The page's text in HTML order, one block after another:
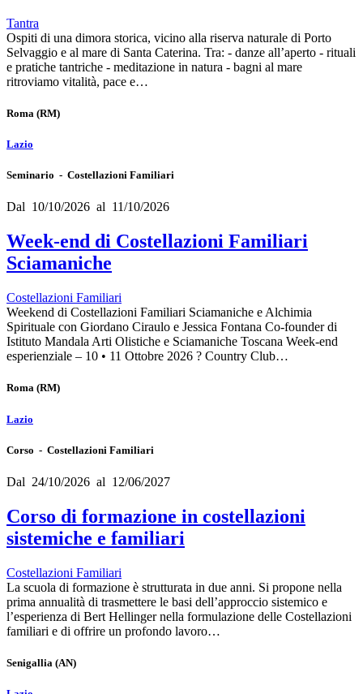
Tantra
Ospiti di una dimora storica, vicino alla riserva naturale di Porto
Selvaggio e al mare di Santa Caterina. Tra: - danze all’aperto - rituali
e pratiche tantriche - meditazione in natura - bagni al mare
ritroviamo vitalità, pace e…
Roma (RM)
Lazio
Seminario - Costellazioni Familiari
Dal 10/10/2026 al 11/10/2026
Week-end di Costellazioni Familiari
Sciamaniche
Costellazioni Familiari
Weekend di Costellazioni Familiari Sciamaniche e Alchimia
Spirituale con Giordano Ciraulo e Jessica Fontana Co-founder di
Istituto Mandala Arti Olistiche e Sciamaniche Toscana Week-end
esperienziale – 10 • 11 Ottobre 2026 ? Country Club…
Roma (RM)
Lazio
Corso - Costellazioni Familiari
Dal 24/10/2026 al 12/06/2027
Corso di formazione in costellazioni
sistemiche e familiari
Costellazioni Familiari
La scuola di formazione è strutturata in due anni. Si propone nella
prima annualità di trasmettere le basi dell’approccio sistemico e
l’esperienza di Bert Hellinger nella formulazione delle Costellazioni
familiari e di offrire un profondo lavoro…
Senigallia (AN)